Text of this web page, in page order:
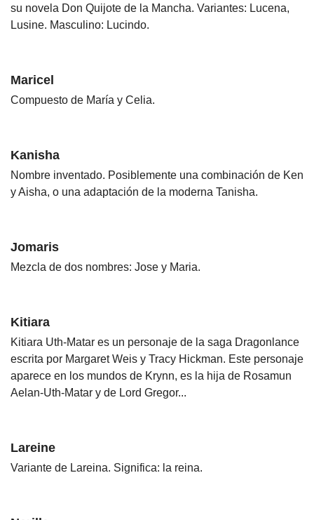
su novela Don Quijote de la Mancha. Variantes: Lucena,
Lusine. Masculino: Lucindo.
Maricel
Compuesto de María y Celia.
Kanisha
Nombre inventado. Posiblemente una combinación de Ken
y Aisha, o una adaptación de la moderna Tanisha.
Jomaris
Mezcla de dos nombres: Jose y Maria.
Kitiara
Kitiara Uth-Matar es un personaje de la saga Dragonlance
escrita por Margaret Weis y Tracy Hickman. Este personaje
aparece en los mundos de Krynn, es la hija de Rosamun
Aelan-Uth-Matar y de Lord Gregor...
Lareine
Variante de Lareina. Significa: la reina.